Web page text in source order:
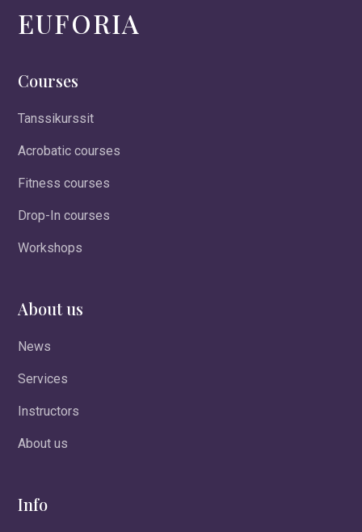
EUFORIA
Courses
Tanssikurssit
Acrobatic courses
Fitness courses
Drop-In courses
Workshops
About us
News
Services
Instructors
About us
Info